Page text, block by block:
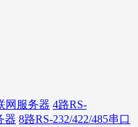
网服务器 4路RS-
器 8路RS-232/422/485串口